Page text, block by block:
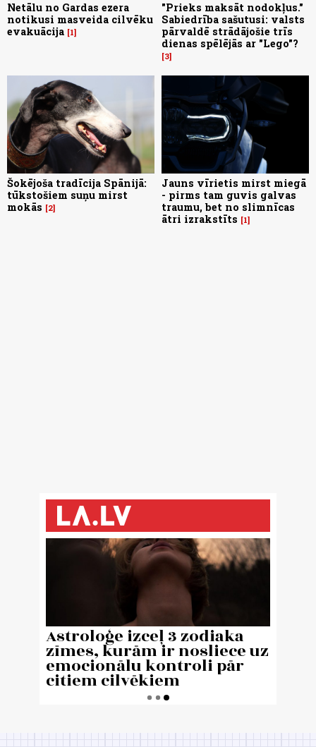
Netālu no Gardas ezera
notikusi masveida cilvēku
evakuācija 1
"Prieks maksāt nodokļus."
Sabiedrība sašutusi: valsts
pārvaldē strādājošie trīs
dienas spēlējās ar "Lego"?
3
Šokējoša tradīcija Spānijā:
tūkstošiem suņu mirst
mokās
2
Jauns vīrietis mirst miegā
- pirms tam guvis galvas
traumu, bet no slimnīcas
ātri izrakstīts
1